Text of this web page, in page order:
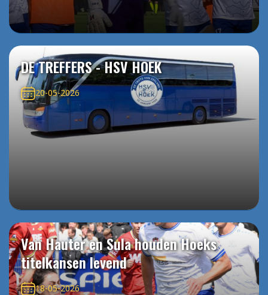
DE TREFFERS - HSV HOEK
20-05-2026
Van Hauter en Sula houden Hoeks
titelkansen levend
18-05-2026